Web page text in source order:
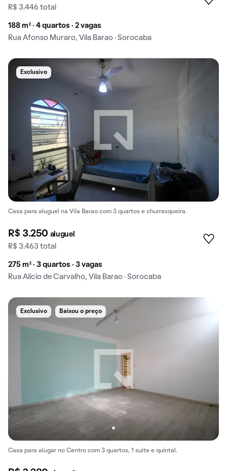
R$ 3.446 total
188 m² · 4 quartos · 2 vagas
Rua Afonso Muraro, Vila Barao · Sorocaba
Exclusivo
Casa para aluguel na Vila Barao com 3 quartos e churrasqueira.
R$ 3.250 aluguel
R$ 3.463 total
275 m² · 3 quartos · 3 vagas
Rua Alício de Carvalho, Vila Barao · Sorocaba
Exclusivo Baixou o preço
Casa para alugar no Centro com 3 quartos, 1 suíte e quintal.